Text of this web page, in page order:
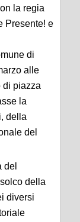
la regia
Presente! e
di
alle
di piazza
la
della
del
del
della
diversi